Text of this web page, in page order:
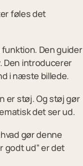
føles det
Den guider
Den introducerer
i næste billede.
er støj. Og støj gør
det ser ud.
gør denne
godt ud” er det